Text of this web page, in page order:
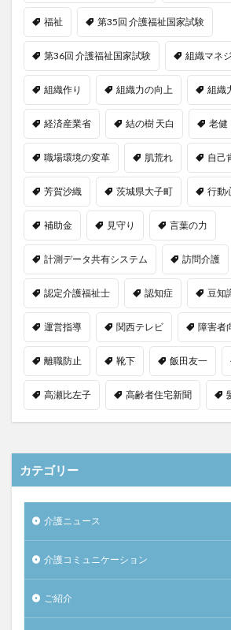
福祉 第35回 介護福祉国家試験
第36回 介護福祉国家試験 組織マネ
組織作り 組織力の向上 組織
経済産業省 結の樹 天白 老健
職場環境の変革 肌荒れ 自己
芳賀沙織 茨城県大子町 行動
補助金 見守り 言葉の力
計測データ共有システム 訪問介護
認定介護福祉士 認知症 豆知
運営指導 関西テレビ 障害者
離職防止 靴下 飯田友一
高瀬比左子 高齢者住宅新聞
カテゴリー
介護ニュース
介護コミュニケーション
ご紹介